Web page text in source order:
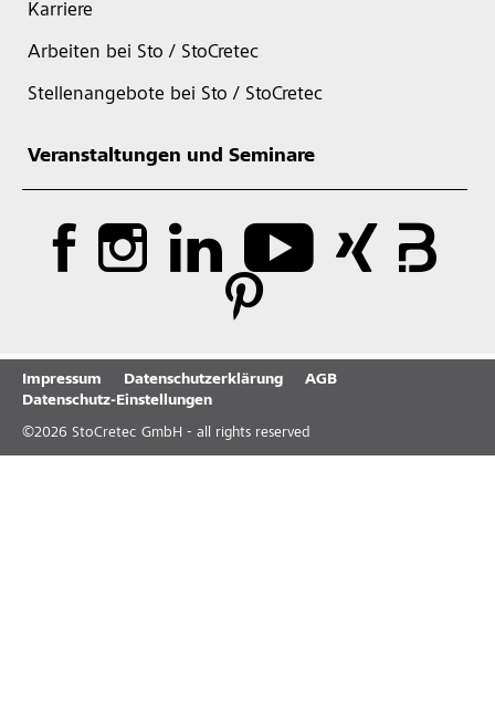
Karriere
Arbeiten bei Sto / StoCretec
Stellenangebote bei Sto / StoCretec
Veranstaltungen und Seminare
Impressum Datenschutzerklärung
AGB
Datenschutz-Einstellungen
©2026 StoCretec GmbH - all rights reserved